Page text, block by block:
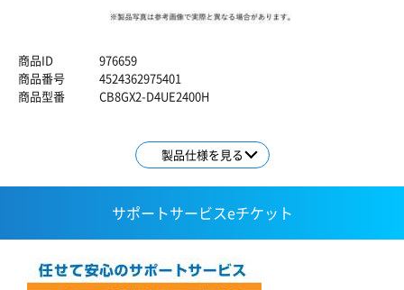
商品ID
976659
商品番号
4524362975401
商品型番
CB8GX2-D4UE2400H
製品仕様を見る
サポートサービスeチケット